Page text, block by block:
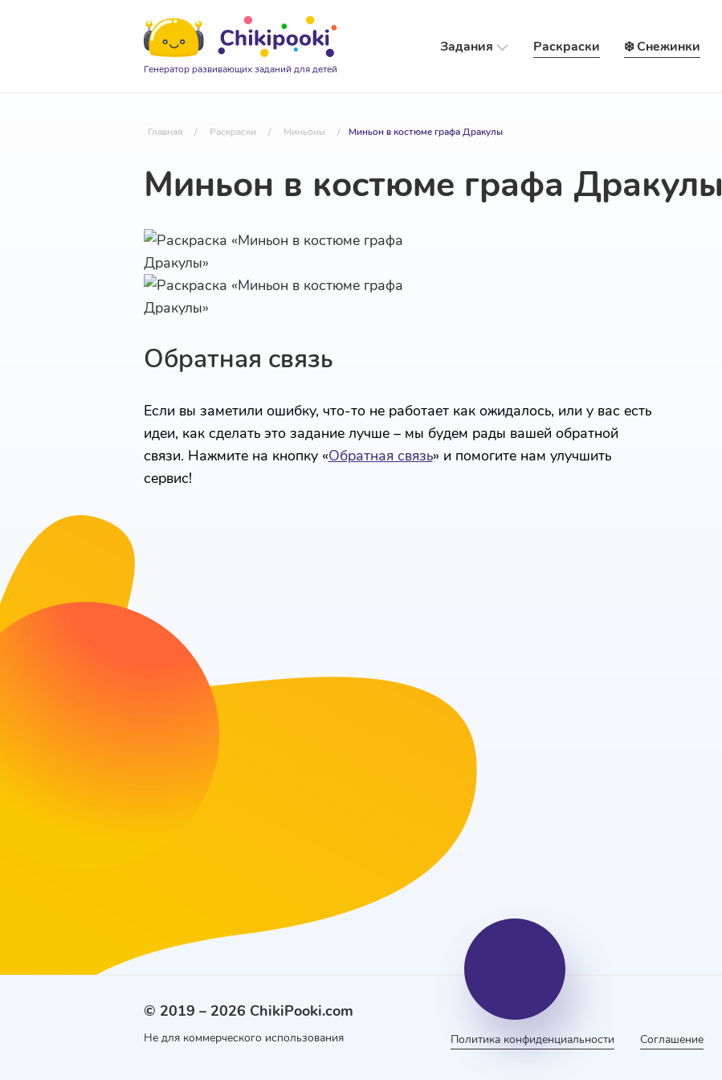
Генератор развивающих заданий для детей
Задания Раскраски ❄️ Снежинки
Главная / Раскраски / Миньоны / Миньон в костюме графа Дракулы
Миньон в костюме графа Дракулы
Обратная связь
Если вы заметили ошибку, что-то не работает как ожидалось, или у вас есть
идеи, как сделать это задание лучше – мы будем рады вашей обратной
связи. Нажмите на кнопку «Обратная связь» и помогите нам улучшить
сервис!
© 2019 – 2026 ChikiPooki.com
Не для коммерческого использования Политика конфиденциальности Соглашение